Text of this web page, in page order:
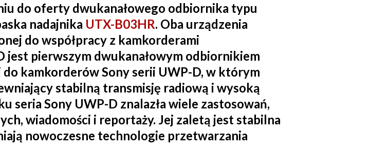
do oferty dwukanałowego odbiornika typu
nadajnika UTX-B03HR. Oba urządzenia
do współpracy z kamkorderami
jest pierwszym dwukanałowym odbiornikiem
kamkorderów Sony serii UWP-D, w którym
stabilną transmisję radiową i wysoką
seria Sony UWP-D znalazła wiele zastosowań,
wiadomości i reportaży. Jej zaletą jest stabilna
nowoczesne technologie przetwarzania